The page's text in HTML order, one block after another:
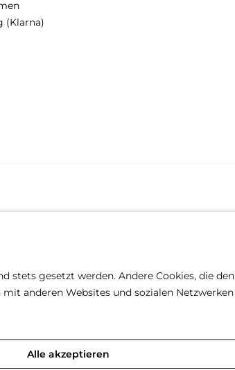
(Klarna)
stets gesetzt werden. Andere Cookies, die den
anderen Websites und sozialen Netzwerken
Alle akzeptieren